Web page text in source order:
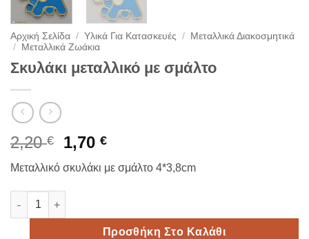
Αρχική Σελίδα / Υλικά Για Κατασκευές /
Μεταλλικά Διακοσμητικά
/
Μεταλλικά Ζωάκια
Σκυλάκι μεταλλικό με σμάλτο
2,20€
Original
price
was:
2,20 €.
1,70€Η
τρέχουσα
τιμή
Μεταλλικό σκυλάκι με σμάλτο 4*3,8cm
Σκυλάκι μεταλλικό με σμάλτο ποσότητα
Προσθήκη Στο Καλάθι